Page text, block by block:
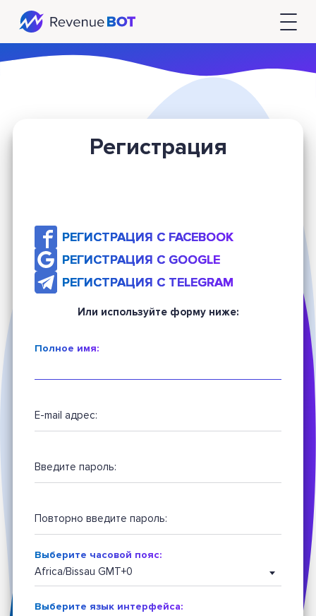
Регистрация
РЕГИСТРАЦИЯ С FACEBOOK
РЕГИСТРАЦИЯ С GOOGLE
РЕГИСТРАЦИЯ С TELEGRAM
Или используйте форму ниже:
Полное имя:
E-mail адрес:
Введите пароль:
Повторно введите пароль:
Africa/Bissau GMT+0
Выберите часовой пояс:
Выберите язык интерфейса: